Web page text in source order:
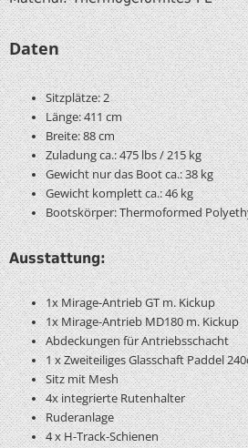
Daten
Sitzplätze: 2
Länge: 411 cm
Breite: 88 cm
Zuladung ca.: 475 lbs / 215 kg
Gewicht nur das Boot ca.: 38 kg
Gewicht komplett ca.: 46 kg
Bootskörper: Thermoformed
Ausstattung:
1x Mirage-Antrieb GT m. Kickup
1x Mirage-Antrieb MD180 m. Kickup
Abdeckungen für Antriebsschacht
1 x Zweiteiliges Glasschaft Paddel
Sitz mit Mesh
4x integrierte Rutenhalter
Ruderanlage
4 x H-Track-Schienen